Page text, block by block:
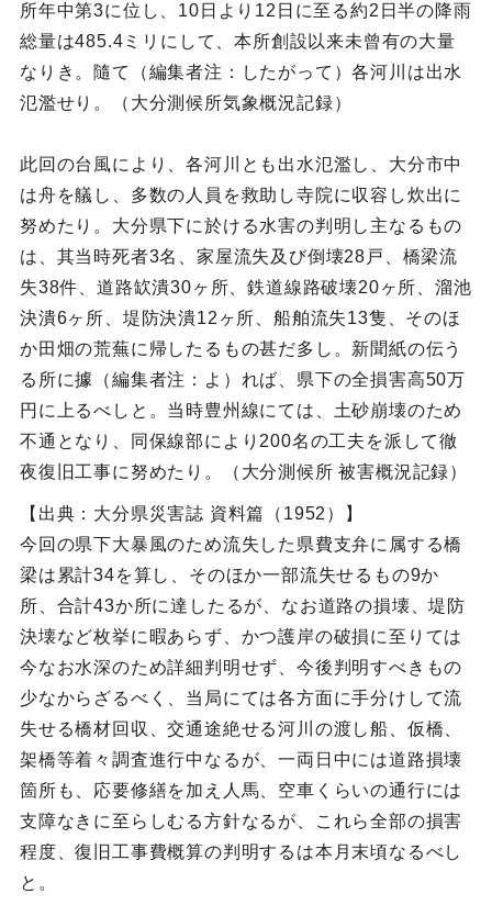
所年中第3に位し、10日より12日に至る約2日半の降雨
総量は485.4ミリにして、本所創設以来未曾有の大量
なりき。隨て（編集者注：したがって）各河川は出水
氾濫せり。（大分測候所気象概況記録）
此回の台風により、各河川とも出水氾濫し、大分市中
は舟を艤し、多数の人員を救助し寺院に収容し炊出に
努めたり。大分県下に於ける水害の判明し主なるもの
は、其当時死者3名、家屋流失及び倒壊28戸、橋梁流
失38件、道路缼潰30ヶ所、鉄道線路破壊20ヶ所、溜池
決潰6ヶ所、堤防決潰12ヶ所、船舶流失13隻、そのほ
か田畑の荒蕪に帰したるもの甚だ多し。新聞紙の伝う
る所に據（編集者注：よ）れば、県下の全損害高50万
円に上るべしと。当時豊州線にては、土砂崩壊のため
不通となり、同保線部により200名の工夫を派して徹
夜復旧工事に努めたり。（大分測候所 被害概況記録）
【出典：大分県災害誌 資料篇（1952）】
今回の県下大暴風のため流失した県費支弁に属する橋
梁は累計34を算し、そのほか一部流失せるもの9か
所、合計43か所に達したるが、なお道路の損壊、堤防
決壊など枚挙に暇あらず、かつ護岸の破損に至りては
今なお水深のため詳細判明せず、今後判明すべきもの
少なからざるべく、当局にては各方面に手分けして流
失せる橋材回収、交通途絶せる河川の渡し船、仮橋、
架橋等着々調査進行中なるが、一両日中には道路損壊
箇所も、応要修繕を加え人馬、空車くらいの通行には
支障なきに至らしむる方針なるが、これら全部の損害
程度、復旧工事費概算の判明するは本月末頃なるべし
と。